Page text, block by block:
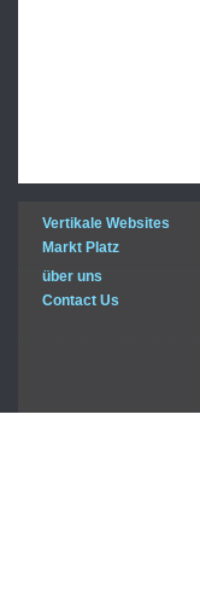
Vertikale Websites
Markt Platz
über uns
Contact Us